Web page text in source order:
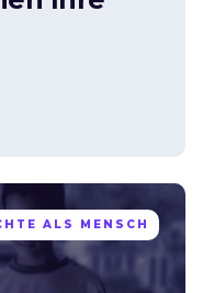
ALS MENSCH